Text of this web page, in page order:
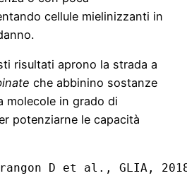
cellule mielinizzanti in
risultati aprono la strada a
che abbinino sostanze
molecole in grado di
potenziarne le capacità
D et al., GLIA,